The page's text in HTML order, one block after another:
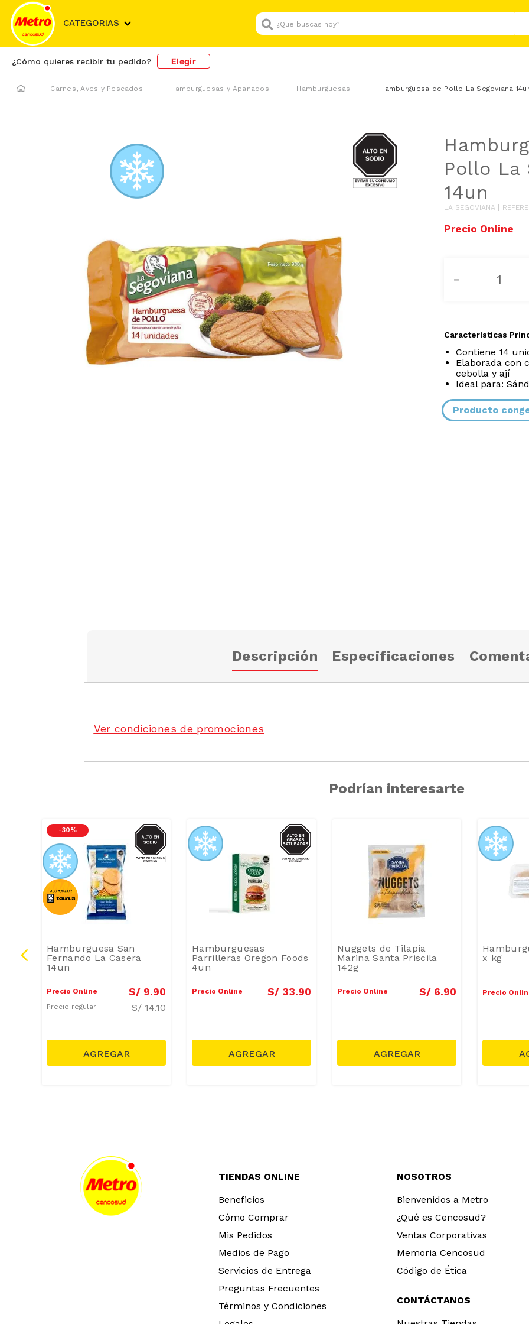
CATEGORIAS
¿Que buscas hoy?
¿Cómo quieres recibir tu pedido? Elegir
Carnes, Aves y Pescados Hamburguesas y Apanados Hamburguesas Hamburguesa de Pollo La Segoviana
SODIO
Pollo La
14un
LA SEGOVIANA
－
Características
Contiene 14
Elaborada con
cebolla y ají
Ideal para:
Producto
Descripción Especificaciones
Ver condiciones de promociones
Podrían interesarte
-30 % SODIO
Hamburguesa San
Fernando La Casera
14un
Precio Online S/ 9.90
Precio regular S/14.10
GRASAS-
SAT
Hamburguesas
Parrilleras Oregon Foods
4un
Precio Online S/ 33.90
Nuggets de Tilapia
Marina Santa Priscila
142g
Precio Online S/ 6.90
x kg
Precio
TIENDAS ONLINE
Beneficios
Cómo Comprar
Mis Pedidos
Medios de Pago
Servicios de Entrega
Preguntas Frecuentes
Términos y Condiciones
NOSOTROS
Bienvenidos a Metro
¿Qué es Cencosud?
Ventas Corporativas
Memoria Cencosud
Código de Ética
CONTÁCTANOS